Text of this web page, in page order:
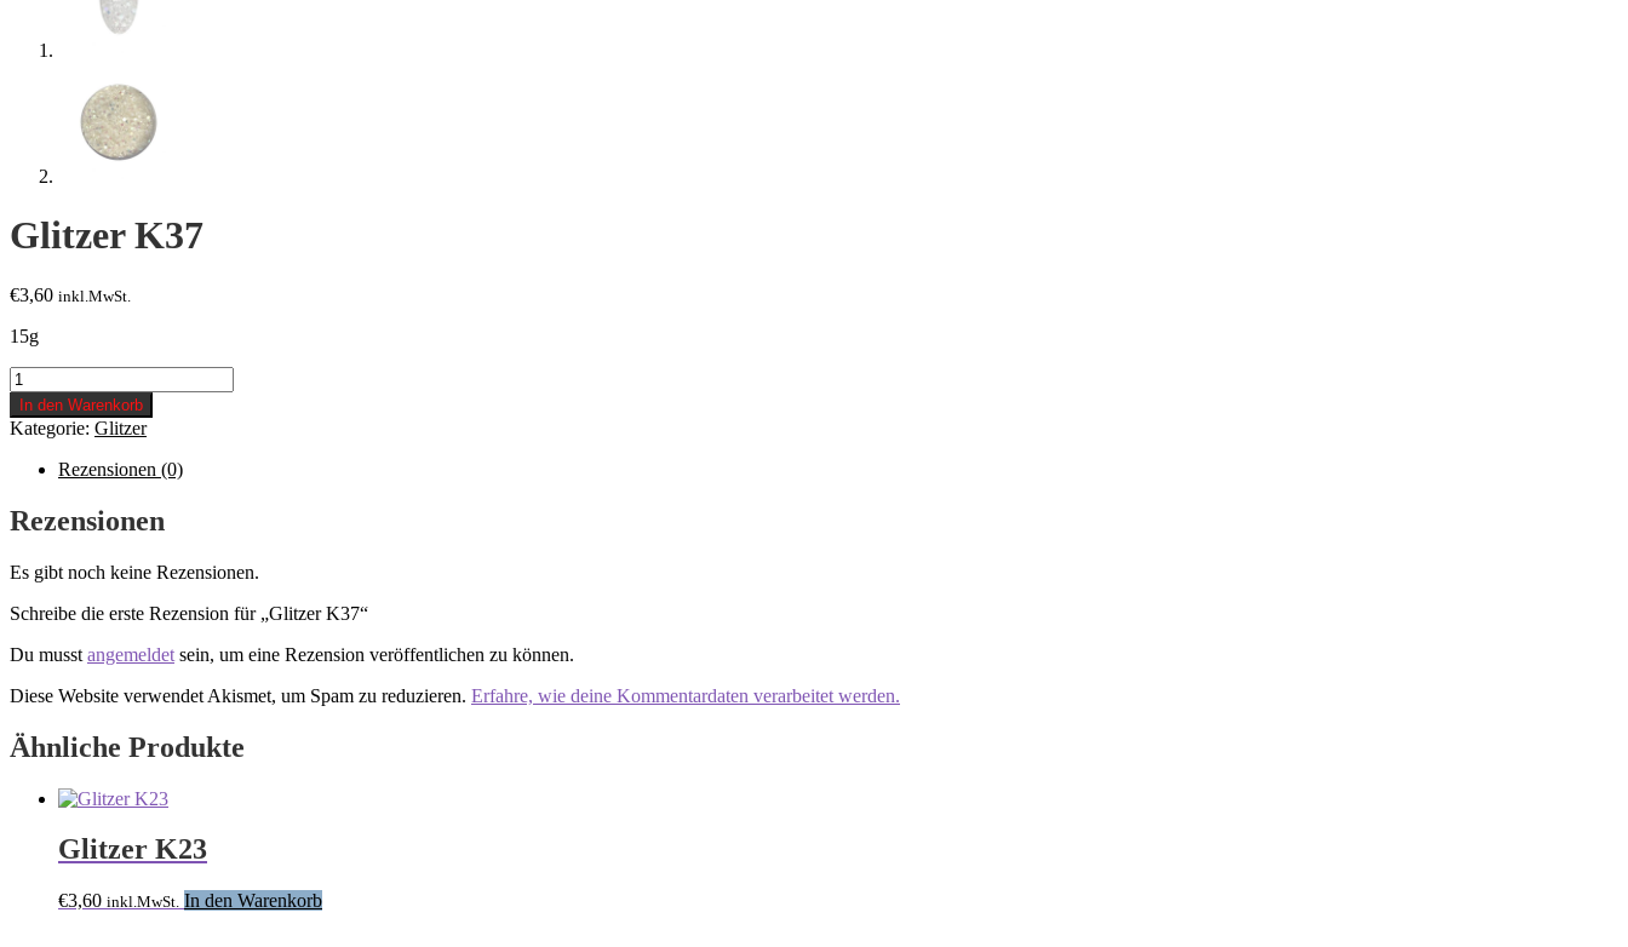
Glitzer K37
€3,60 inkl.MwSt.
15g
Glitzer
K37
Menge
In den Warenkorb
Kategorie: Glitzer
Rezensionen (0)
Rezensionen
Es gibt noch keine Rezensionen.
Schreibe die erste Rezension für „Glitzer K37“
Du musst angemeldet sein, um eine Rezension veröffentlichen zu können.
Diese Website verwendet Akismet, um Spam zu reduzieren. Erfahre, wie deine Kommentardaten verarbeitet werden.
Ähnliche Produkte
Glitzer K23
€3,60 inkl.MwSt. In den Warenkorb